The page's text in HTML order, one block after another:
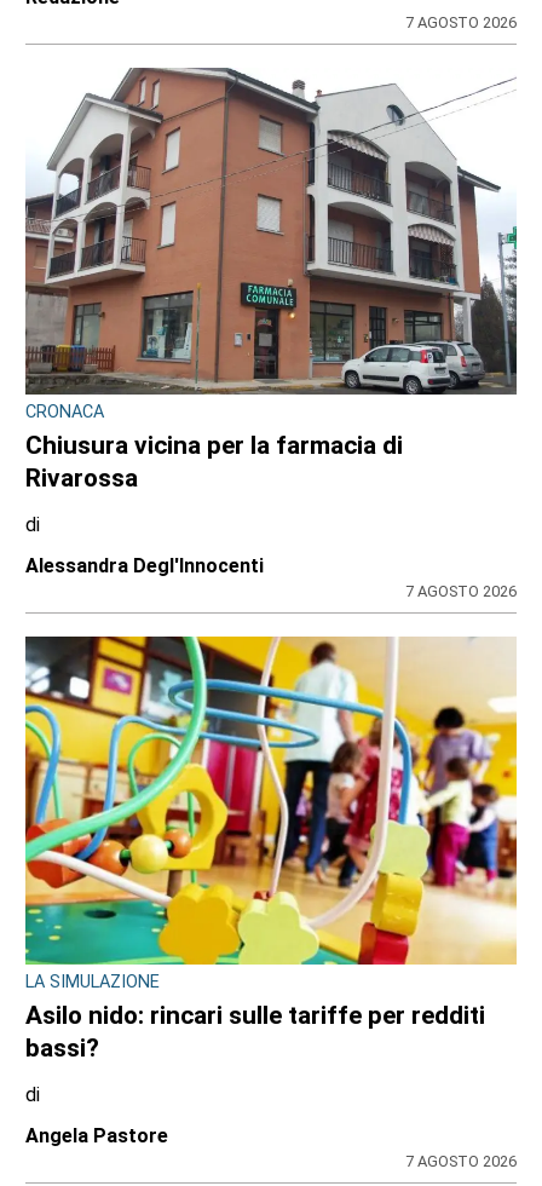
7 AGOSTO 2026
CRONACA
Chiusura vicina per la farmacia di
Rivarossa
di
Alessandra Degl'Innocenti
7 AGOSTO 2026
LA SIMULAZIONE
Asilo nido: rincari sulle tariffe per redditi
bassi?
di
Angela Pastore
7 AGOSTO 2026